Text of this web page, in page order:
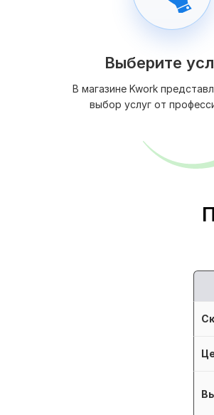
Выберите
В магазине Kwork
выбор услуг от